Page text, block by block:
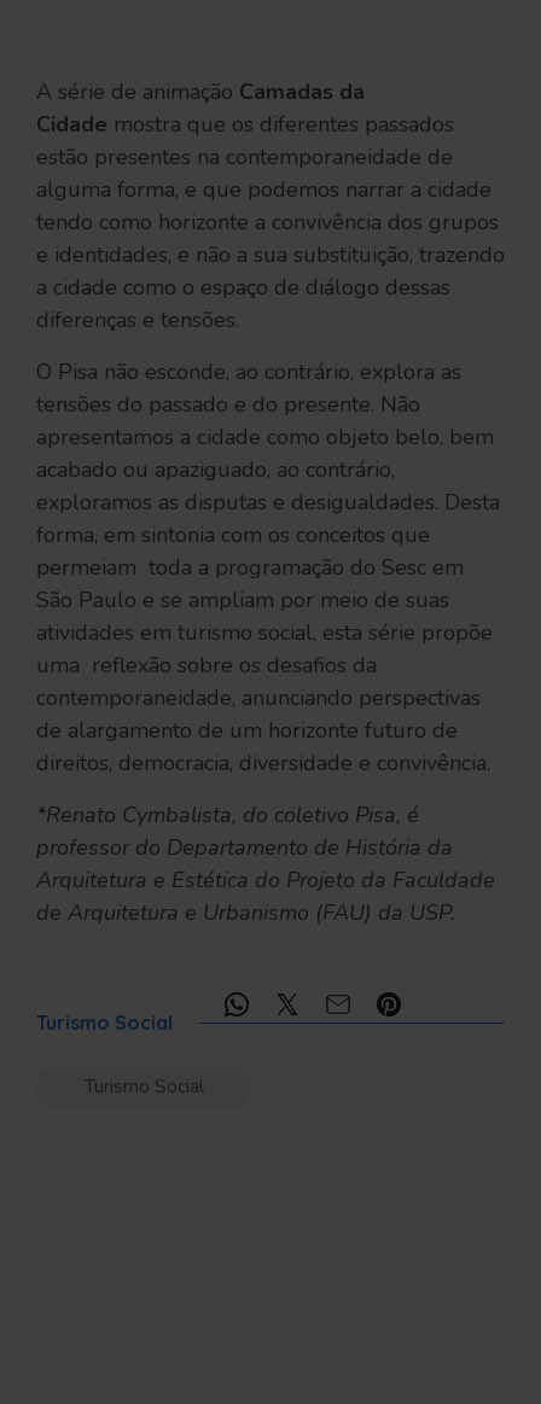
A série de animação Camadas da
Cidade mostra que os diferentes passados
estão presentes na contemporaneidade de
alguma forma, e que podemos narrar a cidade
tendo como horizonte a convivência dos grupos
e identidades, e não a sua substituição, trazendo
a cidade como o espaço de diálogo dessas
diferenças e tensões.
O Pisa não esconde, ao contrário, explora as
tensões do passado e do presente. Não
apresentamos a cidade como objeto belo, bem
acabado ou apaziguado, ao contrário,
exploramos as disputas e desigualdades. Desta
forma, em sintonia com os conceitos que
permeiam toda a programação do Sesc em
São Paulo e se ampliam por meio de suas
atividades em turismo social, esta série propõe
uma reflexão sobre os desafios da
contemporaneidade, anunciando perspectivas
de alargamento de um horizonte futuro de
direitos, democracia, diversidade e convivência.
*Renato Cymbalista, do coletivo Pisa, é
professor do Departamento de História da
Arquitetura e Estética do Projeto da Faculdade
de Arquitetura e Urbanismo (FAU) da USP.
Turismo Social
Turismo Social